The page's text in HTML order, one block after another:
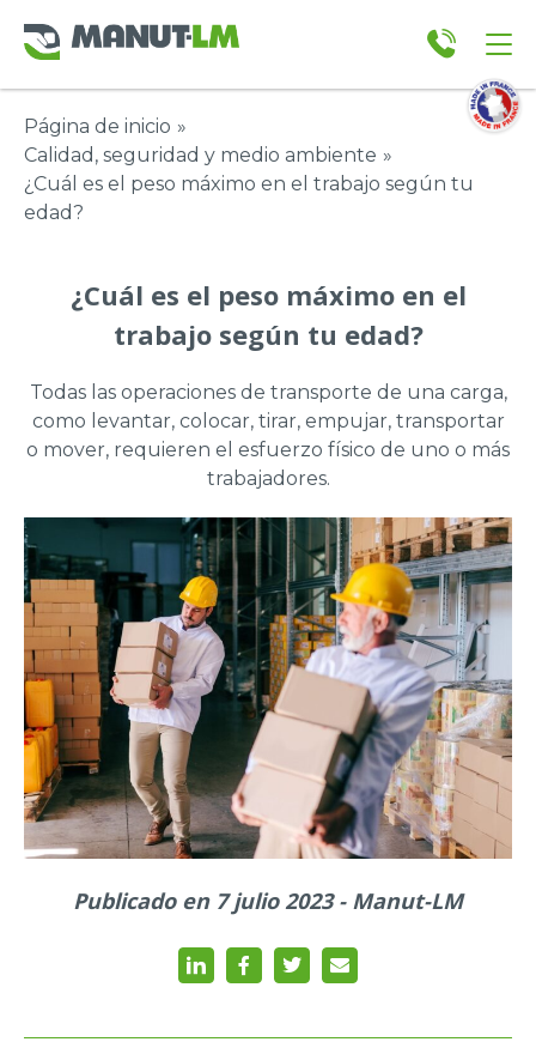
Página de inicio »
Calidad, seguridad y medio ambiente »
¿Cuál es el peso máximo en el trabajo según tu
edad?
¿Cuál es el peso máximo en el
trabajo según tu edad?
Todas las operaciones de transporte de una carga,
como levantar, colocar, tirar, empujar, transportar
o mover, requieren el esfuerzo físico de uno o más
trabajadores.
Publicado en 7 julio 2023 - Manut-LM